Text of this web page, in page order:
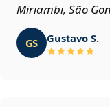
Miriambi, São
GS Gustavo S.